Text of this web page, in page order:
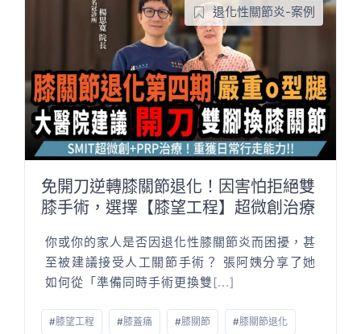
退化性關節炎-案例
免開刀逆轉膝關節退化！因害怕拒絕雙
膝手術，選擇【膝望工程】超微創治療
你或你的家人是否因退化性膝關節炎而困擾，甚
至被建議接受人工關節手術？ 張阿姨分享了她
如何從「準備同時手術更換雙[...]
#膝望工程 #膝蓋痛 #膝關節 #膝關節退化